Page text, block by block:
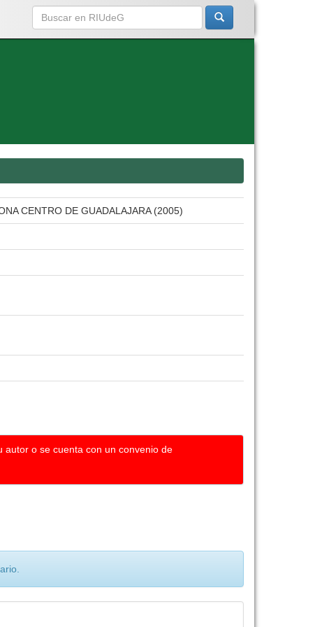
CENTRO DE GUADALAJARA (2005)
autor o se cuenta con un convenio de